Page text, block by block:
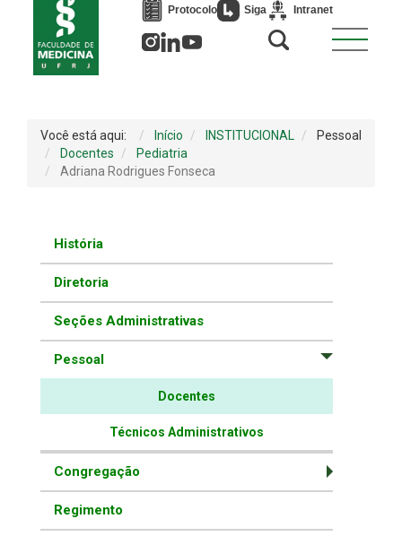
PARA
Protocolo Siga Intranet
Você está aqui: Início INSTITUCIONAL
Pessoal
Docentes
Pediatria
Adriana Rodrigues Fonseca
História
Diretoria
Seções Administrativas
Pessoal
Docentes
Técnicos Administrativos
Congregação
Regimento